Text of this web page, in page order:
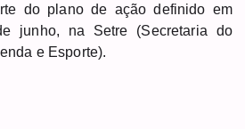
do plano de ação definido em
junho, na Setre (Secretaria do
e Esporte).